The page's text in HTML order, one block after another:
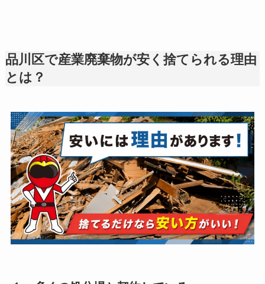
品川区で産業廃棄物が安く捨てられる理由
とは？